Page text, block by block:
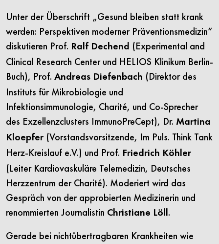
Unter der Überschrift „Gesund bleiben statt krank
werden: Perspektiven moderner Präventionsmedizin“
diskutieren Prof. Ralf Dechend (Experimental and
Clinical Research Center und HELIOS Klinikum Berlin-
Buch), Prof. Andreas Diefenbach (Direktor des
Instituts für Mikrobiologie und
Infektionsimmunologie, Charité, und Co-Sprecher
des Exzellenzclusters ImmunoPreCept), Dr. Martina
Kloepfer (Vorstandsvorsitzende, Im Puls. Think Tank
Herz-Kreislauf e.V.) und Prof. Friedrich Köhler
(Leiter Kardiovaskuläre Telemedizin, Deutsches
Herzzentrum der Charité). Moderiert wird das
Gespräch von der approbierten Medizinerin und
renommierten Journalistin Christiane Löll.
Gerade bei nichtübertragbaren Krankheiten wie